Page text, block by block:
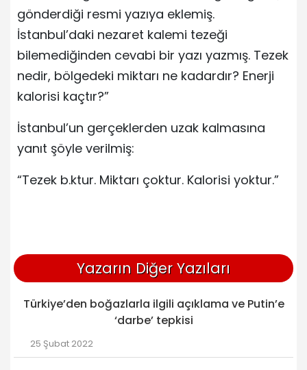
gönderdiği resmi yazıya eklemiş.
İstanbul’daki nezaret kalemi tezeği
bilemediğinden cevabi bir yazı yazmış. Tezek
nedir, bölgedeki miktarı ne kadardır? Enerji
kalorisi kaçtır?”
İstanbul’un gerçeklerden uzak kalmasına
yanıt şöyle verilmiş:
“Tezek b.ktur. Miktarı çoktur. Kalorisi yoktur.”
Yazarın Diğer Yazıları
Türkiye’den boğazlarla ilgili açıklama ve Putin’e
‘darbe’ tepkisi
25 Şubat 2022